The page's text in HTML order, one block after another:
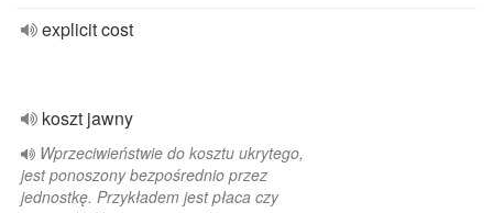
explicit cost
koszt jawny
Wprzeciwieństwie do kosztu ukrytego,
jest ponoszony bezpośrednio przez
jednostkę. Przykładem jest płaca czy